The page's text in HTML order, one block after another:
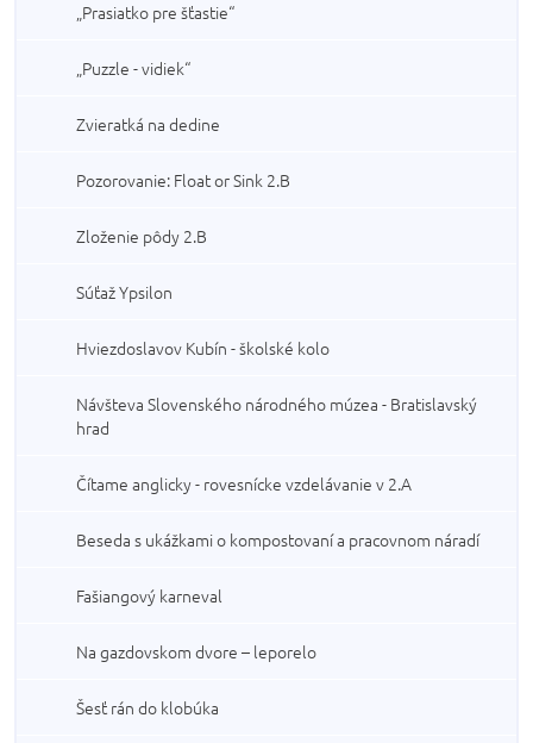
„Prasiatko pre šťastie“
„Puzzle - vidiek“
Zvieratká na dedine
Pozorovanie: Float or Sink 2.B
Zloženie pôdy 2.B
Súťaž Ypsilon
Hviezdoslavov Kubín - školské kolo
Návšteva Slovenského národného múzea - Bratislavský
hrad
Čítame anglicky - rovesnícke vzdelávanie v 2.A
Beseda s ukážkami o kompostovaní a pracovnom náradí
Fašiangový karneval
Na gazdovskom dvore – leporelo
Šesť rán do klobúka